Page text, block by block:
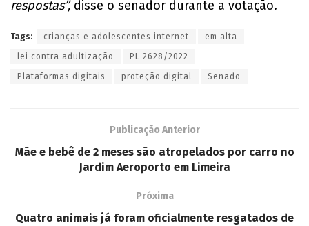
respostas”,disse o senador durante a votação.
Tags: crianças e adolescentes internet em alta
lei contra adultização PL 2628/2022
Plataformas digitais proteção digital Senado
Publicação Anterior
Mãe e bebê de 2 meses são atropelados por carro no
Jardim Aeroporto em Limeira
Próxima
Quatro animais já foram oficialmente resgatados de